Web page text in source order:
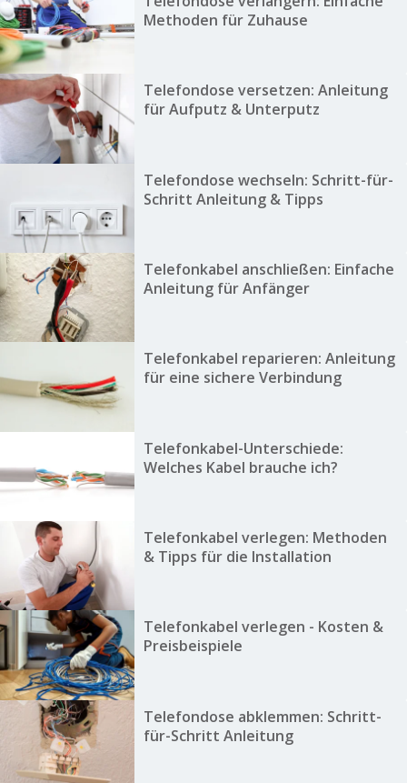
Methoden für Zuhause
Telefondose versetzen: Anleitung
für Aufputz & Unterputz
Telefondose wechseln: Schritt-für-
Schritt Anleitung & Tipps
Telefonkabel anschließen: Einfache
Anleitung für Anfänger
Telefonkabel reparieren: Anleitung
für eine sichere Verbindung
Telefonkabel-Unterschiede:
Welches Kabel brauche ich?
Telefonkabel verlegen: Methoden
& Tipps für die Installation
Telefonkabel verlegen - Kosten &
Preisbeispiele
Telefondose abklemmen: Schritt-
für-Schritt Anleitung